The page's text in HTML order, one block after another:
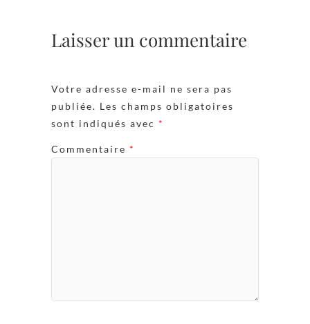
Laisser un commentaire
Votre adresse e-mail ne sera pas
publiée. Les champs obligatoires
sont indiqués avec *
Commentaire *